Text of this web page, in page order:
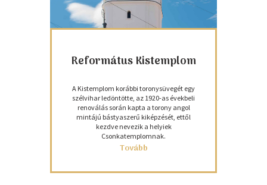
Református Kistemplom
A Kistemplom korábbi toronysüvegét egy
szélvihar ledöntötte, az 1920-as évekbeli
renoválás során kapta a torony angol
mintájú bástyaszerű kiképzését, ettől
kezdve nevezik a helyiek
Csonkatemplomnak.
Tovább